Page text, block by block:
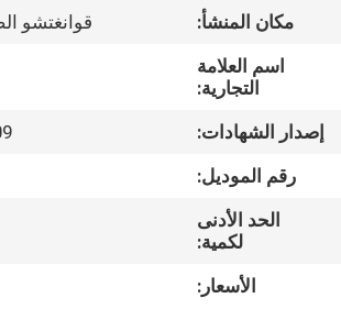
معلومات
جولة
مكان المنشأ:
قوانغتشو
اسم العلامة
التجارية:
إصدار الشهادات:
رقم الموديل:
الحد الأدنى
لكمية:
الأسعار: